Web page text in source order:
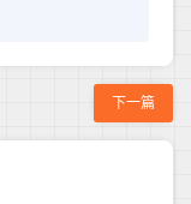
下一篇